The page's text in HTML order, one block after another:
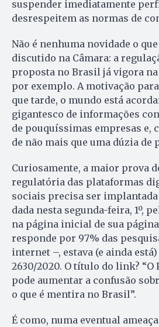
suspender imediatamente
desrespeitem as normas de
Não é nenhuma novidade o
discutido na Câmara: a
proposta no Brasil já vigora
por exemplo. A motivação
que tarde, o mundo está
gigantesco de informações
de pouquíssimas empresas e,
de não mais que uma dúzia de
Curiosamente, a maior prova
regulatória das plataformas
sociais precisa ser
dada nesta segunda-feira, 1º,
na página inicial de sua
responde por 97% das
internet –, estava (e ainda
2630/2020. O título do link? “O
pode aumentar a confusão
o que é mentira no Brasil”.
É como, numa eventual